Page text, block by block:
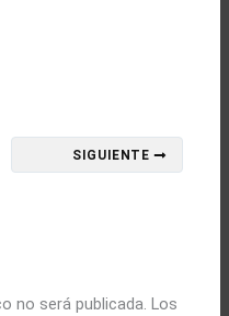
SIGUIENTE
no será publicada. Los